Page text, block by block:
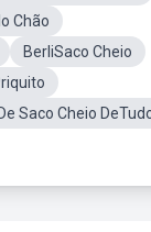
Chão
BerliSaco Cheio
De Saco Cheio